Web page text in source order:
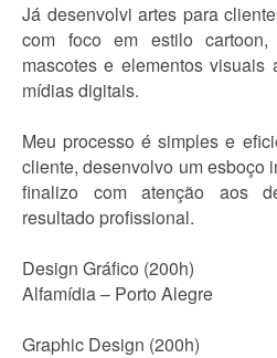
Já desenvolvi artes para
com foco em estilo cartoon,
mascotes e elementos visuais
mídias digitais.
Meu processo é simples e
cliente, desenvolvo um esboço
finalizo com atenção aos
resultado profissional.
Design Gráfico (200h)
Alfamídia – Porto Alegre
Graphic Design (200h)